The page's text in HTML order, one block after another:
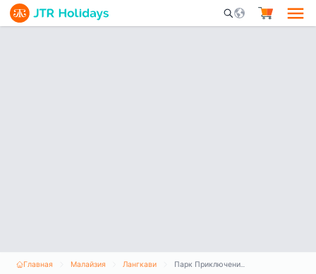
Mobile Search
Главная Малайзия Лангкави Парк Приключений и Экстрима Лангкави